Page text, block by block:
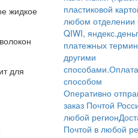
жидкое
для
пластиковой
любом отделении
QIWI,
платежных
другими
способами.
способом
Оперативно
заказ Почтой
любой регион
Почтой в любой